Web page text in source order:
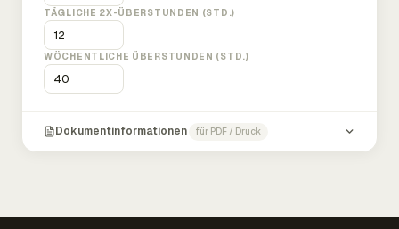
TÄGLICHE 2X-ÜBERSTUNDEN (STD.)
WÖCHENTLICHE ÜBERSTUNDEN (STD.)
Dokumentinformationen für PDF / Druck